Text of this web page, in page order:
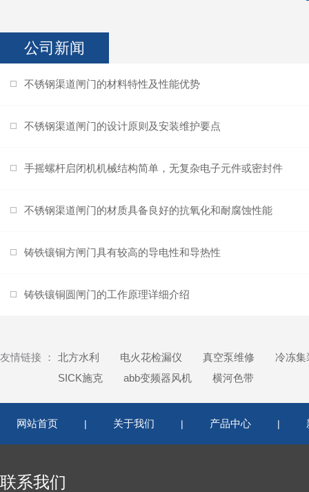
公司新闻
不锈钢渠道闸门的材料特性及性能优势
不锈钢渠道闸门的设计原则及安装维护要点
手摇螺杆启闭机机械结构简单，无复杂电子元件或密封件
不锈钢渠道闸门的材质具备良好的抗氧化和耐腐蚀性能
铸铁镶铜方闸门具有较高的导电性和导热性
铸铁镶铜圆闸门的工作原理详细介绍
友情链接 ： 北方水利 电火花检漏仪 真空泵维修
冷冻集
SICK施克
abb变频器风机 横河色带
网站首页 | 关于我们 | 产品中心 |
联系我们